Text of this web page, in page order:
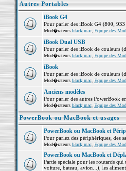
Autres Portables
iBook G4
Pour parler des iBook G4 (800,
Mod�rateurs blackjmac, Equipe des
iBook Dual USB
Pour parler des iBook de couleurs
Mod�rateurs blackjmac, Equipe des
iBook
Pour parler des iBook de couleurs
Mod�rateurs blackjmac, Equipe des
Anciens modèles
Pour parler des autres PowerBook
Mod�rateurs blackjmac, Equipe des
PowerBook ou MacBook et usages
PowerBook ou MacBook et
Pour parlez des périphériques, des
Mod�rateurs blackjmac, Equipe des
PowerBook ou MacBook et
Partie spéciale pour les routards
voiture, bateau, avion...), les